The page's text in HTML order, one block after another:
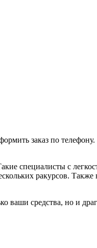
заказ по
специалисты с
ракурсов. Также
ваши средства, но и